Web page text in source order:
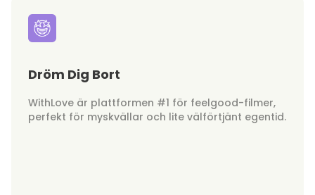
Dröm Dig Bort
WithLove är plattformen #1 för feelgood-filmer,
perfekt för myskvällar och lite välförtjänt egentid.